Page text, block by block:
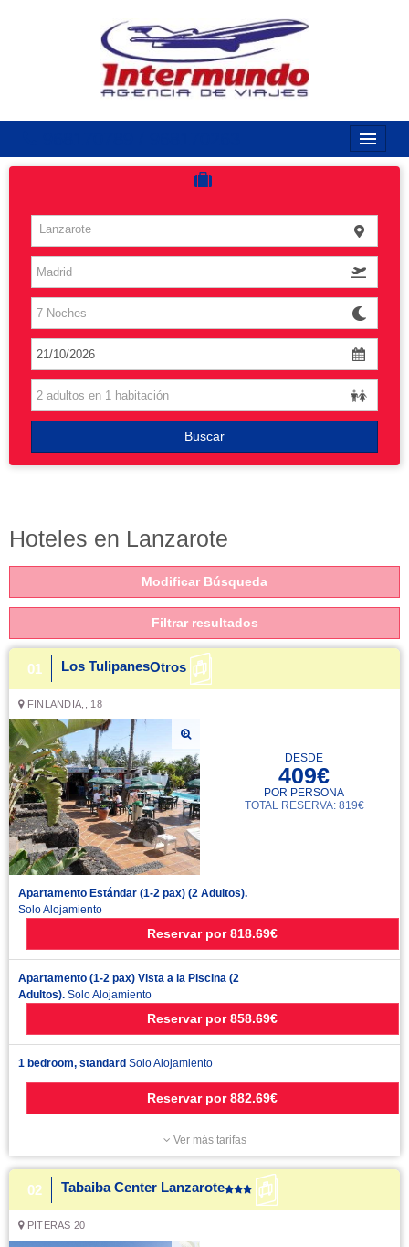
Costas
Vuelos
Islas
Caribe
Grandes Viajes
Lanzarote
Buscar
Hoteles en Lanzarote
Modificar Búsqueda
Filtrar resultados
01 Los TulipanesOtros
FINLANDIA,, 18
DESDE
409€
POR PERSONA
TOTAL RESERVA: 819€
Apartamento Estándar (1-2 pax) (2 Adultos).
Solo Alojamiento
Reservar por 818.69€
Apartamento (1-2 pax) Vista a la Piscina (2
Adultos). Solo Alojamiento
Reservar por 858.69€
1 bedroom, standard Solo Alojamiento
Reservar por 882.69€
Ver más tarifas
02 Tabaiba Center Lanzarote
PITERAS 20